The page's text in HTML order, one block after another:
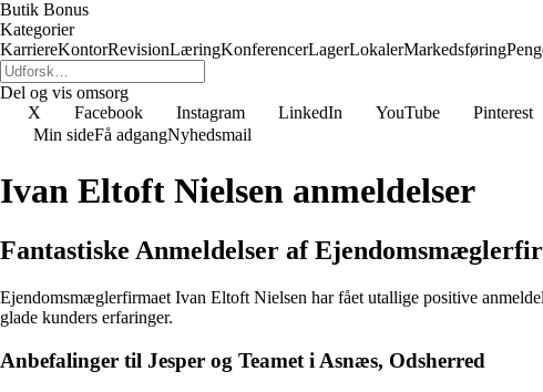
Butik Bonus
Kategorier
KarriereKontorRevisionLæringKonferencerLagerLokalerMarkedsføring
Del og vis omsorg
X
Facebook Instagram LinkedIn YouTube Pinterest
Min sideFå adgangNyhedsmail
Ivan Eltoft Nielsen anmeldelser
Fantastiske Anmeldelser af
Ejendomsmæglerfirmaet Ivan Eltoft Nielsen har fået utallige positive
glade kunders erfaringer.
Anbefalinger til Jesper og Teamet i Asnæs, Odsherred